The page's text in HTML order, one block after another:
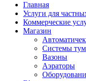
Главная
Услуги для
Коммерческие
Магазин
Системы
Вазоны
Аэраторы